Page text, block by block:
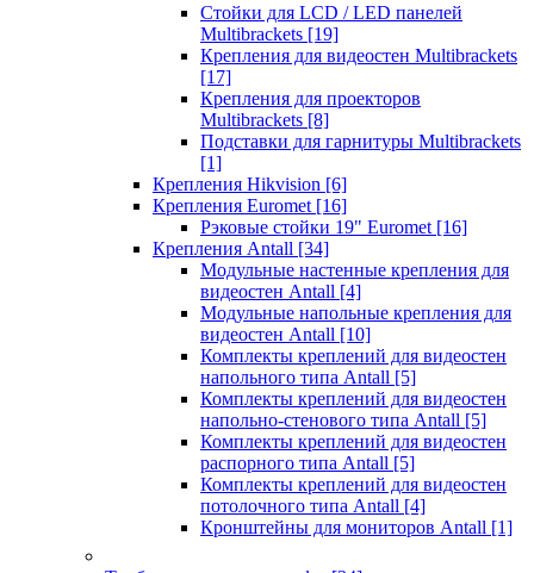
Стойки для LCD / LED панелей
Multibrackets [19]
Крепления для видеостен Multibrackets
[17]
Крепления для проекторов
Multibrackets [8]
Подставки для гарнитуры Multibrackets
[1]
Крепления Hikvision [6]
Крепления Euromet [16]
Рэковые стойки 19" Euromet [16]
Крепления Antall [34]
Модульные настенные крепления для
видеостен Antall [4]
Модульные напольные крепления для
видеостен Antall [10]
Комплекты креплений для видеостен
напольного типа Antall [5]
Комплекты креплений для видеостен
напольно-стенового типа Antall [5]
Комплекты креплений для видеостен
распорного типа Antall [5]
Комплекты креплений для видеостен
потолочного типа Antall [4]
Кронштейны для мониторов Antall [1]